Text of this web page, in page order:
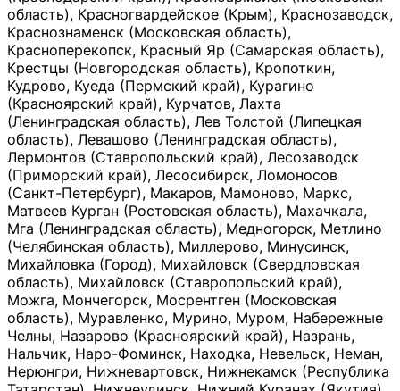
область), Красногвардейское (Крым), Краснозаводск,
Краснознаменск (Московская область),
Красноперекопск, Красный Яр (Самарская область),
Крестцы (Новгородская область), Кропоткин,
Кудрово, Куеда (Пермский край), Курагино
(Красноярский край), Курчатов, Лахта
(Ленинградская область), Лев Толстой (Липецкая
область), Левашово (Ленинградская область),
Лермонтов (Ставропольский край), Лесозаводск
(Приморский край), Лесосибирск, Ломоносов
(Санкт-Петербург), Макаров, Мамоново, Маркс,
Матвеев Курган (Ростовская область), Махачкала,
Мга (Ленинградская область), Медногорск, Метлино
(Челябинская область), Миллерово, Минусинск,
Михайловка (Город), Михайловск (Свердловская
область), Михайловск (Ставропольский край),
Можга, Мончегорск, Мосрентген (Московская
область), Муравленко, Мурино, Муром, Набережные
Челны, Назарово (Красноярский край), Назрань,
Нальчик, Наро-Фоминск, Находка, Невельск, Неман,
Нерюнгри, Нижневартовск, Нижнекамск (Республика